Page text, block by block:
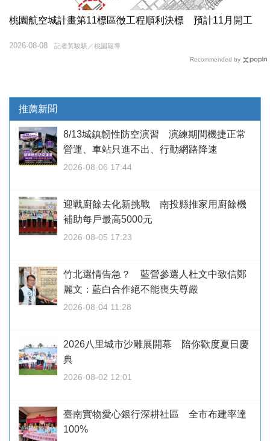
桃園航空城計畫第11標區徵工程順利決標 預計11月開工
記者黃駿騏／桃園報導
2026-08-08
Recommended by
推薦新聞
8/13城鎮韌性防空演習 演練期間機捷正常
營運、車站只進不出、行動網路降速
2026-08-06 17:44
迎戰廚餘去化新挑戰 南投縣推家用廚餘機
補助每戶最高5000元
2026-08-05 17:23
竹北選情告急？ 藍營參選人杜文中致信鄭
麗文：藍白合作絕不能喪失尊嚴
2026-08-04 11:28
2026八里城市沙雕展開幕 陪你歡度夏日慶
典
2026-08-02 12:01
臺南實物愛心銀行深耕社區 全市布建率達
100%